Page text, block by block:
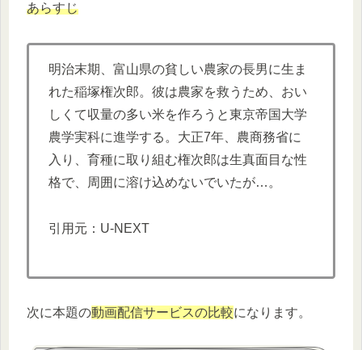
あらすじ
明治末期、富山県の貧しい農家の長男に生ま
れた稲塚権次郎。彼は農家を救うため、おい
しくて収量の多い米を作ろうと東京帝国大学
農学実科に進学する。大正7年、農商務省に
入り、育種に取り組む権次郎は生真面目な性
格で、周囲に溶け込めないでいたが…。
引用元：U-NEXT
次に本題の動画配信サービスの比較になります。